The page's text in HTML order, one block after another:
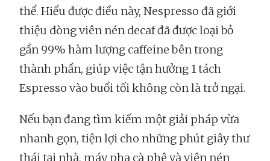
thể. Hiểu được điều này, Nespresso đã giới
thiệu dòng viên nén decaf đã được loại bỏ
gần 99% hàm lượng caffeine bên trong
thành phần, giúp việc tận hưởng 1 tách
Espresso vào buổi tối không còn là trở ngại.
Nếu bạn đang tìm kiếm một giải pháp vừa
nhanh gọn, tiện lợi cho những phút giây thư
thái tại nhà, máy pha cà phê và viên nén